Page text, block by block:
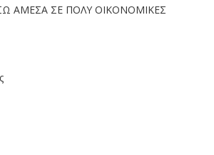
ΑΜΕΣΑ ΣΕ ΠΟΛΥ ΟΙΚΟΝΟΜΙΚΕΣ